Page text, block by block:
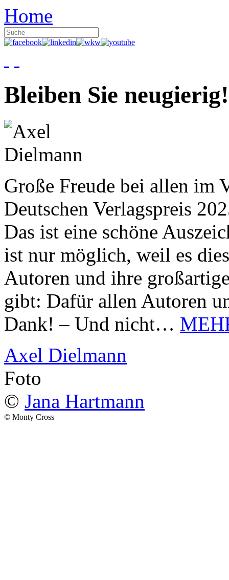
Home
Bleiben Sie neugierig!
Große Freude bei allen im
Deutschen Verlagspreis
Das ist eine schöne
ist nur möglich, weil es
Autoren und ihre
gibt: Dafür allen Autoren
Dank! – Und nicht…
Axel Dielmann
Foto
© Jana Hartmann
© Monty Cross